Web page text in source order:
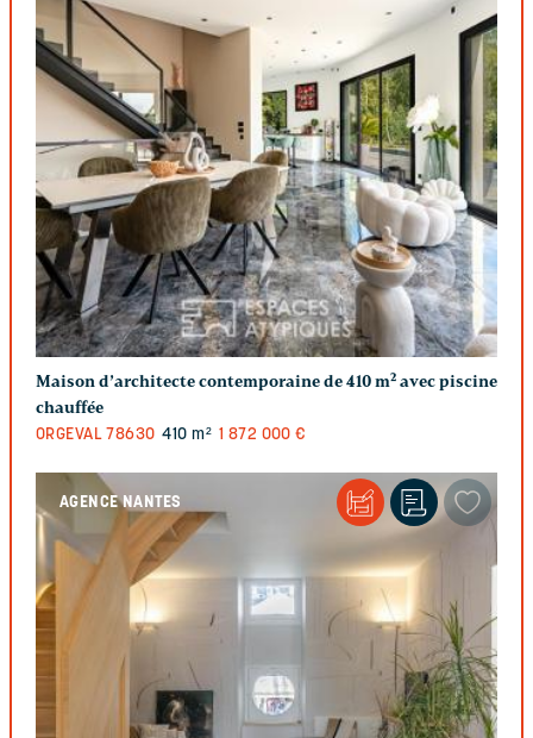
Maison d’architecte contemporaine de 410 m² avec piscine
chauffée
ORGEVAL 78630 410 m² 1 872 000 €
AGENCE NANTES